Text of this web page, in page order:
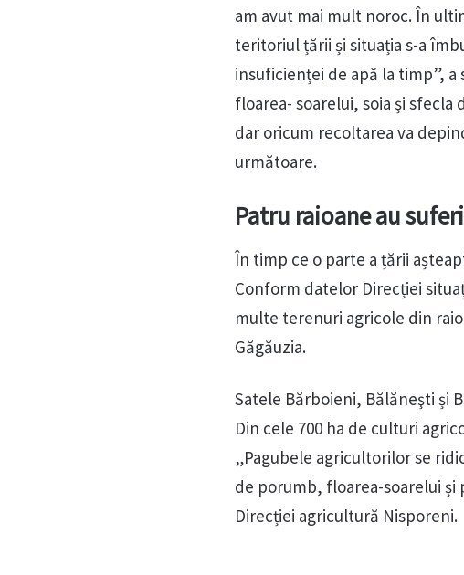
am avut mai mult noroc. În
teritoriul țării și situația s-a
insuficienței de apă la timp”, a
floarea- soarelui, soia și
dar oricum recoltarea va
următoare.
Patru raioane au
În timp ce o parte a țării
Conform datelor Direcției
multe terenuri agricole din
Găgăuzia.
Satele Bărboieni, Bălăneşti și
Din cele 700 ha de culturi
„Pagubele agricultorilor se
de porumb, floarea-soarelui și
Direcției agricultură Nisporeni.